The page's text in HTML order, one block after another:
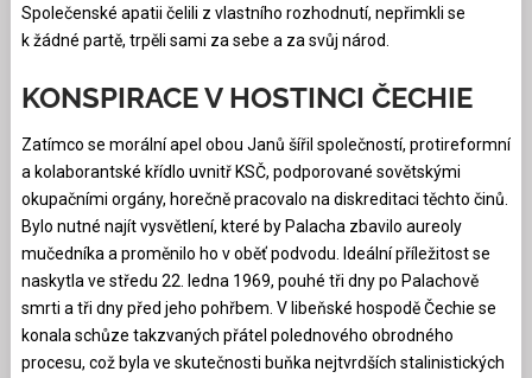
Společenské apatii čelili z vlastního rozhodnutí, nepřimkli se
k žádné partě, trpěli sami za sebe a za svůj národ.
KONSPIRACE V HOSTINCI ČECHIE
Zatímco se morální apel obou Janů šířil společností, protireformní
a kolaborantské křídlo uvnitř KSČ, podporované sovětskými
okupačními orgány, horečně pracovalo na diskreditaci těchto činů.
Bylo nutné najít vysvětlení, které by Palacha zbavilo aureoly
mučedníka a proměnilo ho v oběť podvodu. Ideální příležitost se
naskytla ve středu 22. ledna 1969, pouhé tři dny po Palachově
smrti a tři dny před jeho pohřbem. V libeňské hospodě Čechie se
konala schůze takzvaných přátel polednového obrodného
procesu, což byla ve skutečnosti buňka nejtvrdších stalinistických